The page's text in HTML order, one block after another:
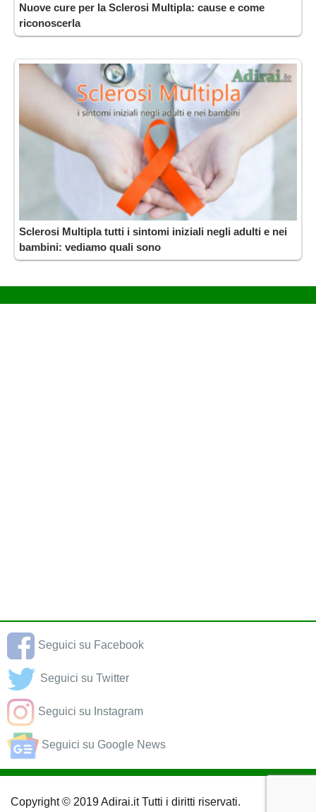
Nuove cure per la Sclerosi Multipla: cause e come
riconoscerla
Sclerosi Multipla tutti i sintomi iniziali negli adulti e nei
bambini: vediamo quali sono
Seguici su Facebook
Seguici su Twitter
Seguici su Instagram
Seguici su Google News
Copyright © 2019 Adirai.it Tutti i diritti riservati.